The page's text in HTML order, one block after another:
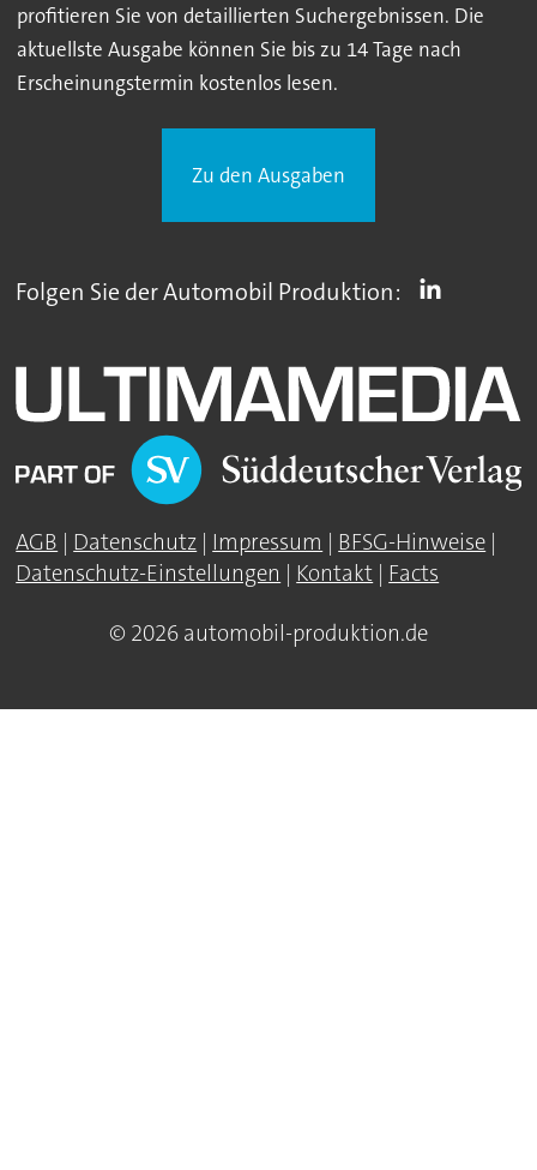
profitieren Sie von detaillierten Suchergebnissen. Die
aktuellste Ausgabe können Sie bis zu 14 Tage nach
Erscheinungstermin kostenlos lesen.
Zu den Ausgaben
Folgen Sie der Automobil Produktion:
AGB | Datenschutz | Impressum | BFSG-Hinweise |
Datenschutz-Einstellungen | Kontakt | Facts
© 2026 automobil-produktion.de